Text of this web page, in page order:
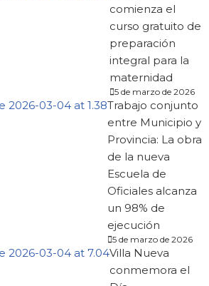
comienza el
curso gratuito de
preparación
integral para la
maternidad
5 de marzo de 2026
Trabajo conjunto
entre Municipio y
Provincia: La obra
de la nueva
Escuela de
Oficiales alcanza
un 98% de
ejecución
5 de marzo de 2026
Villa Nueva
conmemora el